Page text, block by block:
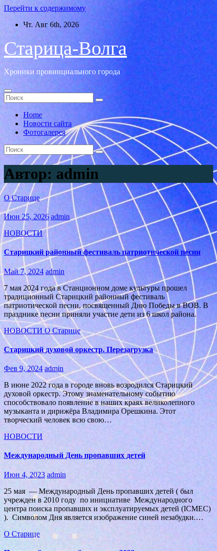
Перейти к содержимому
Чт. Авг 6th, 2026
Старица-Волга
Хроники провинциального города
Home
Новости сайта
Фотогалерея
Автор: admin
О Старице
Июн 25, 2026 admin
НОВОСТИ
Старицкий районный фестиваль патриотической песни
Май 7, 2024 admin
7 мая 2024 года в Станционном доме культуры прошел
традиционный Старицкий районный фестиваль
патриотической песни, посвященный Дню Победы в ВОВ. В
празднике песни приняли участие дети из 6 школ района.
НОВОСТИ О Старице
Старицкий духовой оркестр. Перезагрузка
Фев 9, 2024 admin
В июне 2022 года в городе вновь возродился Старицкий
духовой оркестр. Этому знаменательному событию
способствовало появление в наших краях великолепного
музыканта и дирижёра Владимира Орешкина. Этот
творческий человек всю свою…
НОВОСТИ
Международный День пропавших детей
Июн 4, 2023 admin
25 мая — Международный День пропавших детей ( был
учрежден в 2010 году по инициативе Международного
центра поиска пропавших и эксплуатируемых детей (ICMEC)
). Символом Дня является изображение синей незабудки.…
О Старице